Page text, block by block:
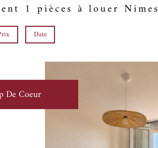
1 pièces à louer Nimes
Date
De Coeur